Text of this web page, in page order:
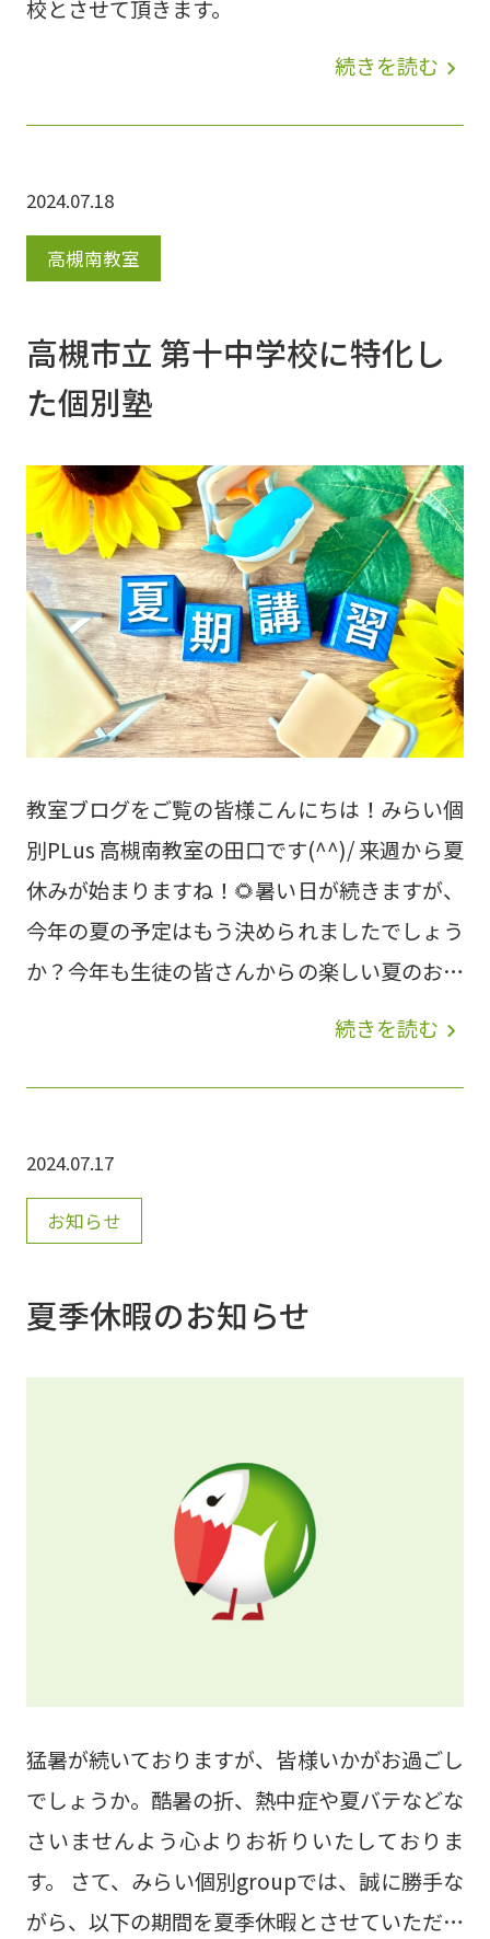
校とさせて頂きます。
続きを読む navigate_next
2024.07.18
高槻南教室
高槻市立 第十中学校に特化し
た個別塾
教室ブログをご覧の皆様こんにちは！みらい個
別PLus 高槻南教室の田口です(^^)/ 来週から夏
休みが始まりますね！🌻暑い日が続きますが、
今年の夏の予定はもう決められましたでしょう
か？今年も生徒の皆さんからの楽しい夏のお土
産話が聞けるのが楽しみです(^^)/ 高槻南教室
まります！今年の夏のテーマはずばり、 (^_-)-
生はもちろん、小学生の皆さんも、9月から学
校の勉強内容はさらに難しくなります…！算数
きが始まったり…💦英数だけでなく中2の理
科・社会では、生物や地理の内容に入り、さら
に暗記内容が増えたりと、9月はイベントも学
～んと進めて、9月からの内容を一足先に理解
しておくことが成績アップの鍵なんですね！🌻
そして、なんといっても受験生はこの夏が勝負
頑張ろうという方もまだ受験モードになれてい
よ！ まだ夏期講習の予定が決まっていない方
中！お席残りわずかです！ 詳しくは「お知
続きを読む navigate_next
2024.07.17
お知らせ
夏季休暇のお知らせ
猛暑が続いておりますが、皆様いかがお過ごし
でしょうか。酷暑の折、熱中症や夏バテなどな
さいませんよう心よりお祈りいたしておりま
す。 さて、みらい個別groupでは、誠に勝手な
がら、以下の期間を夏季休暇とさせていただき